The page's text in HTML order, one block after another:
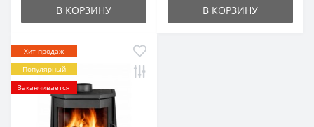
В КОРЗИНУ В КОРЗИНУ
Хит продаж
Популярный
Заканчивается